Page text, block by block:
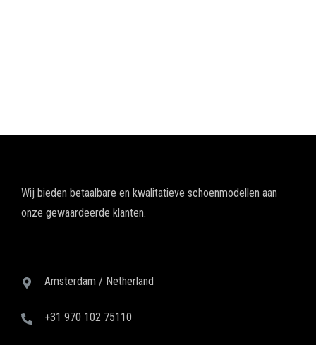
Wij bieden betaalbare en kwalitatieve schoenmodellen aan
onze gewaardeerde klanten.
Amsterdam / Netherland
+31 970 102 75110